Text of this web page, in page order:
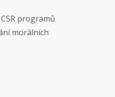
programů
morálních